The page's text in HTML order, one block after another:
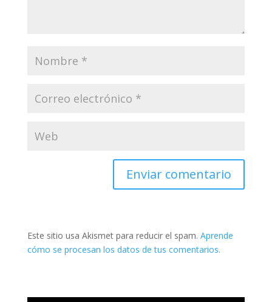
Este sitio usa Akismet para reducir el spam. Aprende
cómo se procesan los datos de tus comentarios.